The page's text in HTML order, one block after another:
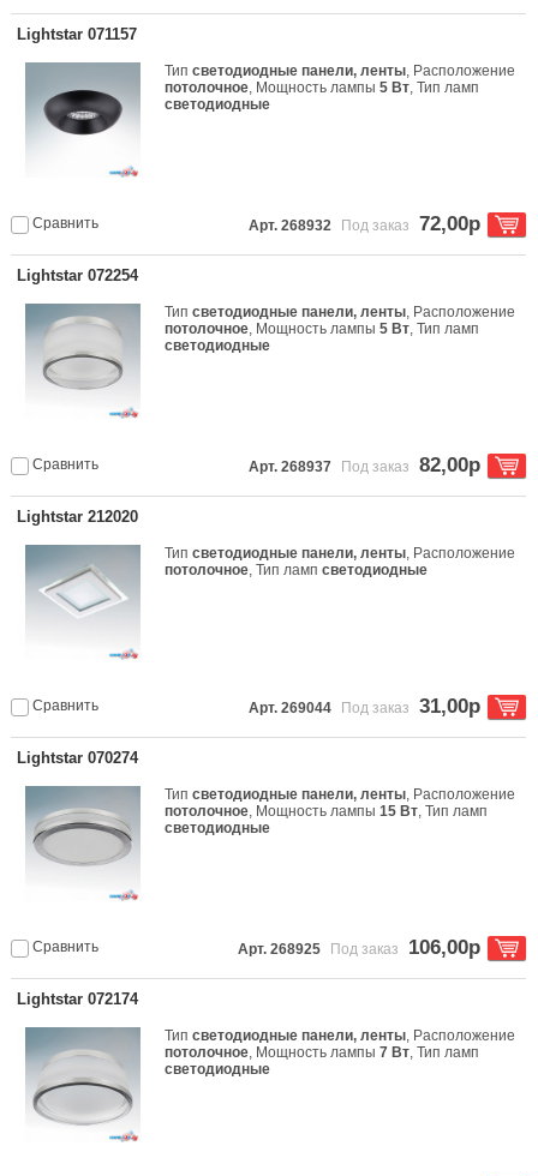
Lightstar 071157
Типсветодиодные панели, ленты, Расположение
потолочное, Мощность лампы5 Вт, Тип ламп
светодиодные
Сравнить Арт. 268932 Под заказ 72,00р
Lightstar 072254
Типсветодиодные панели, ленты, Расположение
потолочное, Мощность лампы5 Вт, Тип ламп
светодиодные
Сравнить Арт. 268937 Под заказ 82,00р
Lightstar 212020
Типсветодиодные панели, ленты, Расположение
потолочное, Тип лампсветодиодные
Сравнить Арт. 269044 Под заказ 31,00р
Lightstar 070274
Типсветодиодные панели, ленты, Расположение
потолочное, Мощность лампы15 Вт, Тип ламп
светодиодные
Сравнить Арт. 268925 Под заказ 106,00р
Lightstar 072174
Типсветодиодные панели, ленты, Расположение
потолочное, Мощность лампы7 Вт, Тип ламп
светодиодные